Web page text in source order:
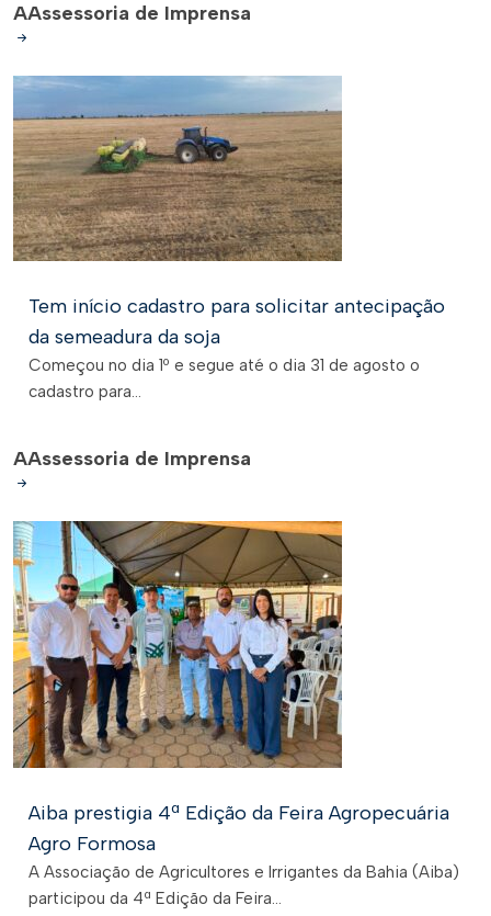
AAssessoria de Imprensa
Tem início cadastro para solicitar antecipação
da semeadura da soja
Começou no dia 1º e segue até o dia 31 de agosto o
cadastro para...
AAssessoria de Imprensa
Aiba prestigia 4ª Edição da Feira Agropecuária
Agro Formosa
A Associação de Agricultores e Irrigantes da Bahia (Aiba)
participou da 4ª Edição da Feira...